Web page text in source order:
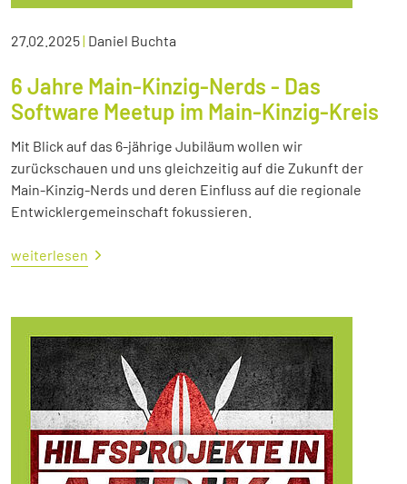
27.02.2025| Daniel Buchta
6 Jahre Main-Kinzig-Nerds - Das
Software Meetup im Main-Kinzig-Kreis
Mit Blick auf das 6-jährige Jubiläum wollen wir
zurückschauen und uns gleichzeitig auf die Zukunft der
Main-Kinzig-Nerds und deren Einfluss auf die regionale
Entwicklergemeinschaft fokussieren.
weiterlesen